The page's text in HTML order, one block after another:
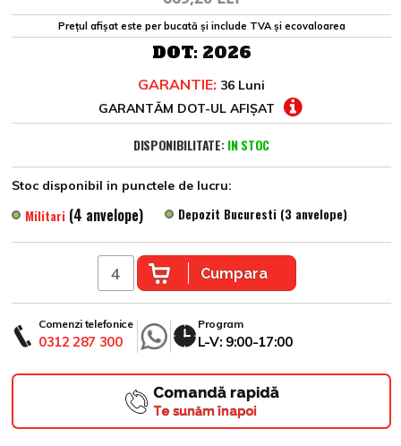
Prețul afișat este per bucată și include TVA și ecovaloarea
DOT: 2026
GARANTIE: 36 Luni
GARANTĂM DOT-UL AFIȘAT
DISPONIBILITATE: IN STOC
Stoc disponibil in punctele de lucru:
Militari (4 anvelope) Depozit Bucuresti (3 anvelope)
Cumpara
Comenzi telefonice
0312 287 300
Program
L-V: 9:00-17:00
Comandă rapidă
Te sunăm înapoi